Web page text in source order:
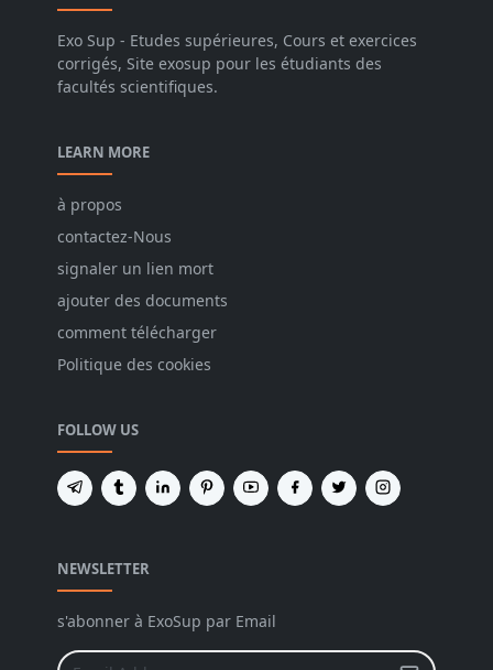
Exo Sup - Etudes supérieures, Cours et exercices
corrigés, Site exosup pour les étudiants des
facultés scientifiques.
LEARN MORE
à propos
contactez-Nous
signaler un lien mort
ajouter des documents
comment télécharger
Politique des cookies
FOLLOW US
NEWSLETTER
s'abonner à ExoSup par Email